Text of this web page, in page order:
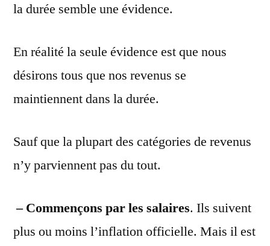
la durée semble une évidence.
En réalité la seule évidence est que nous
désirons tous que nos revenus se
maintiennent dans la durée.
Sauf que la plupart des catégories de revenus
n’y parviennent pas du tout.
– Commençons par les salaires. Ils suivent
plus ou moins l’inflation officielle. Mais il est